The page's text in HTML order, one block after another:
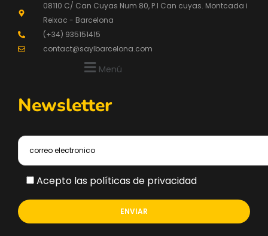
08110 C/ Can Cuyas Num 80, P.l Can cuyas. Montcada i
Reixac - Barcelona
(+34) 935151415
contact@saylbarcelona.com
Menú
Newsletter
Acepto las políticas de privacidad